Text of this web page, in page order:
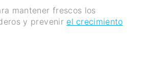
mantener frescos los
y prevenir el crecimiento